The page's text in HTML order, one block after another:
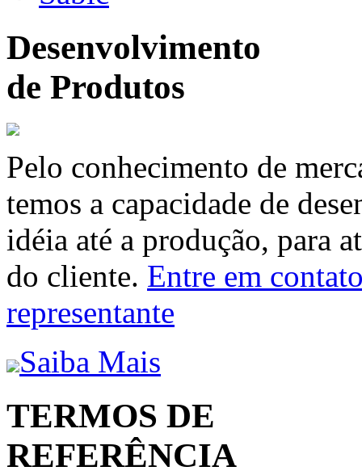
Desenvolvimento
de Produtos
Pelo conhecimento de
temos a capacidade de
idéia até a produção, para
do cliente. Entre em
representante
Saiba Mais
TERMOS DE
REFERÊNCIA